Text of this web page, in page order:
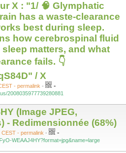
X : "1/ 🧠 Glymphatic
has a waste-clearance
best during sleep.
how cerebrospinal fluid
matters, and what
fails. 👇
/ X
- permalink - -
2008035977739280881
(Image JPEG,
- Redimensionnée (68%)
- permalink - -
WEAAJ4HY?format=jpg&name=large